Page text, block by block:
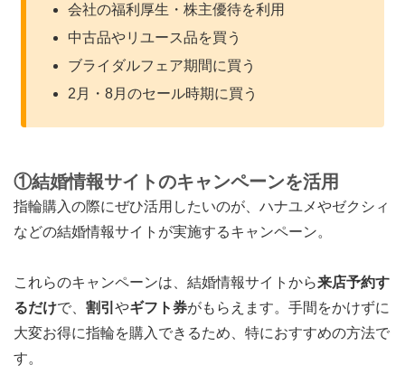
会社の福利厚生・株主優待を利用
中古品やリユース品を買う
ブライダルフェア期間に買う
2月・8月のセール時期に買う
①結婚情報サイトのキャンペーンを活用
指輪購入の際にぜひ活用したいのが、ハナユメやゼクシィ
などの結婚情報サイトが実施するキャンペーン。
これらのキャンペーンは、結婚情報サイトから来店予約す
るだけで、 割引 やギフト券がもらえます。手間をかけずに
大変お得に指輪を購入できるため、特におすすめの方法で
す。